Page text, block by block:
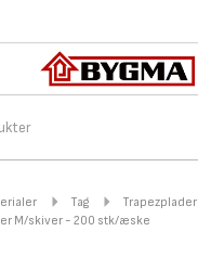
Tag
Trapezplader
M/skiver - 200 stk/æske